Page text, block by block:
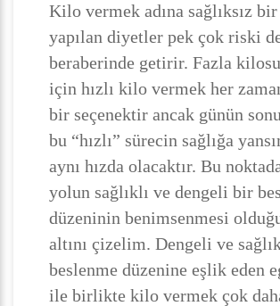
Kilo vermek adına sağlıksız
yapılan diyetler pek çok riski
beraberinde getirir. Fazla
için hızlı kilo vermek her
bir seçenektir ancak günün
bu “hızlı” sürecin sağlığa
aynı hızda olacaktır. Bu
yolun sağlıklı ve dengeli bir
düzeninin benimsenmesi
altını çizelim. Dengeli ve
beslenme düzenine eşlik eden
ile birlikte kilo vermek çok